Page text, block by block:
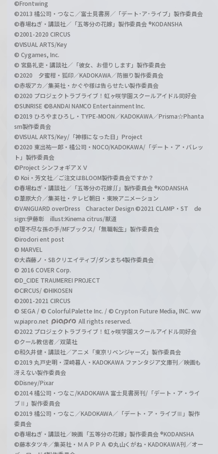
©Frontwing
©2013 橘公司・つなこ／富士見書房／「デート･ア･ライブ」製作委員会
©春場ねぎ・講談社／「五等分の花嫁」製作委員会 ®KODANSHA
©2001-2020 CIRCUS
©VISUAL ARTS/Key
© Cygames, Inc.
© 宮島礼吏・講談社／「彼女、お借りします」製作委員会
©2020 夕蜜柑・狐印／KADOKAWA／防振り製作委員会
©赤坂アカ／集英社・かぐや様は告らせたい製作委員会
©2020 プロジェクトラブライブ！虹ヶ咲学園スクールアイドル同好会
©SUNRISE ©BANDAI NAMCO Entertainment Inc.
©2019 ひろやまひろし・TYPE-MOON／KADOKAWA／Prisma☆Phanta
sm製作委員会
©VISUAL ARTS/Key/「神様になった日」Project
©2020 東出祐一郎・橘公司・NOCO/KADOKAWA/「デート・ア・バレッ
ト」製作委員会
©Project シンフォギアＸＶ
© Koi・芳文社／ご注文はBLOOM製作委員会ですか？
©春場ねぎ・講談社／「五等分の花嫁∬」製作委員会 ®KODANSHA
©葦原大介／集英社・テレビ朝日・東映アニメーション
©VANGUARD overDress Character Design ©2021 CLAMP・ST de
sign:伊藤彰 illust:Kinema citrus/獣道
©理不尽な孫の手/MFブックス/「無職転生」製作委員会
©irodori ent post
© MARVEL
©大森藤ノ・SBクリエイティブ/ダンまち4製作委員会
© 2016 COVER Corp.
©D_CIDE TRAUMEREI PROJECT
©CIRCUS/ ©HIKOSEN
©2001-2021 CIRCUS
© SEGA / © Colorful Palette Inc. / © Crypton Future Media, INC. ww
w.piapro.net
All rights reserved.
©2022 プロジェクトラブライブ！虹ヶ咲学園スクールアイドル同好会
©クール教信者／双葉社
©和久井健・講談社／アニメ「東京リベンジャーズ」製作委員会
©2019 丸戸史明・深崎暮人・KADOKAWA ファンタジア文庫刊／映画も
冴えない製作委員会
©Disney/Pixar
©2014 橘公司・つなこ/KADOKAWA 富士見書房刊/「デート・ア・ライ
ブⅡ」製作委員会
©2019 橘公司・つなこ／KADOKAWA／「デート・ア・ライブⅢ」製作
委員会
©春場ねぎ・講談社／映画「五等分の花嫁」製作委員会 ®KODANSHA
©藤本タツキ／集英社・ＭＡＰＰＡ ©丸山くがね・KADOKAWA刊／オー